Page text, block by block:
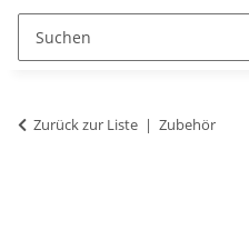
Zurück zur Liste Zubehör